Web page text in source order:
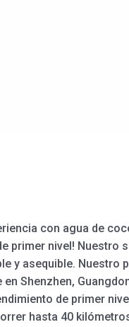
con agua de
primer nivel! Nuestro
y asequible. Nuestro
Shenzhen,
de primer
hasta 40